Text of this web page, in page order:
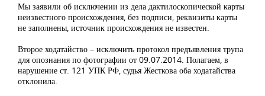
Мы заявили об исключении из дела дактилоскопической карты
неизвестного происхождения, без подписи, реквизиты карты
не заполнены, источник происхождения не известен.
Второе ходатайство – исключить протокол предъявления трупа
для опознания по фотографии от 09.07.2014. Полагаем, в
нарушение ст. 121 УПК РФ, судья Жесткова оба ходатайства
отклонила.